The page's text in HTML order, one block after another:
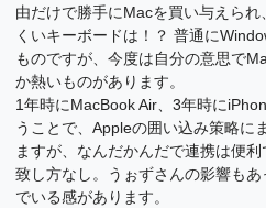
由だけで勝手にMacを買い与えら
くいキーボードは！？ 普通に
ものですが、今度は自分の意思で
か熱いものがあります。
1年時にMacBook Air、3年時に
うことで、Appleの囲い込み策略に
ますが、なんだかんだで連携は便
致し方なし。うぉずさんの影響も
でいる感があります。